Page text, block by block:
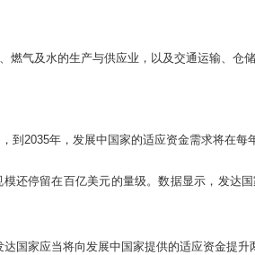
气及水的生产与供应业，以及交通运输、仓
2035年，发展中国家的适应资金需求将在每
还停留在百亿美元的量级。数据显示，发达
国家应当将向发展中国家提供的适应资金提升